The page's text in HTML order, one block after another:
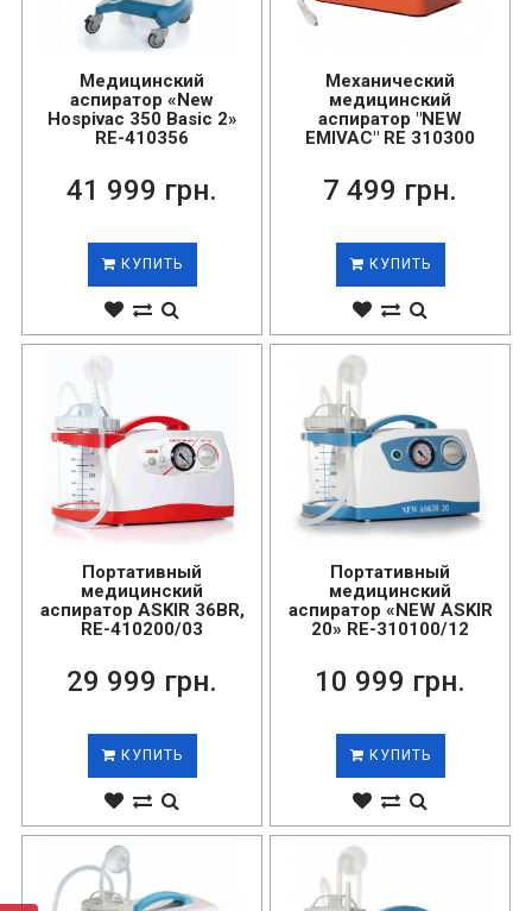
Медицинский
аспиратор «New
Hospivac 350 Basic 2»
RE-410356
41 999 грн.
КУПИТЬ
Механический
медицинский
аспиратор "NEW
EMIVAC" RE 310300
7 499 грн.
КУПИТЬ
Портативный
медицинский
аспиратор ASKIR 36BR,
RE-410200/03
29 999 грн.
КУПИТЬ
Портативный
медицинский
аспиратор «NEW ASKIR
20» RE-310100/12
10 999 грн.
КУПИТЬ